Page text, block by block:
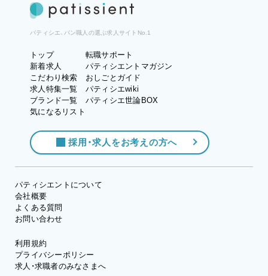
パティシエ、パン職人の選ぶ求人サイトNo.1
トップ
新着求人
こだわり検索
求人特集一覧
ブランド一覧
気になるリスト
転職サポート
パティシエントマガジン
おしごとガイド
パティシエwiki
パティシエ世論BOX
採用・求人をお考えの方へ
パティシエントについて
会社概要
よくある質問
お問い合わせ
利用規約
プライバシーポリシー
求人・求職者のみなさまへ